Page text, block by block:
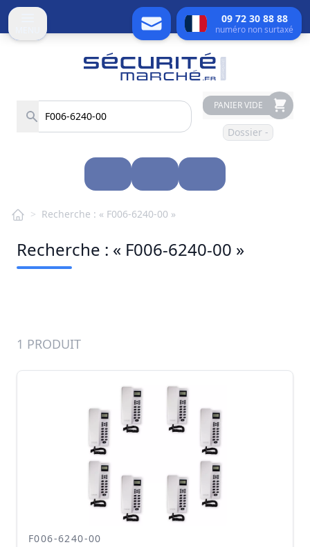
09 72 30 88 88
numéro non surtaxé
PANIER VIDE
Dossier -
> Recherche : « F006-6240-00 »
Recherche : « F006-6240-00 »
1 PRODUIT
F006-6240-00